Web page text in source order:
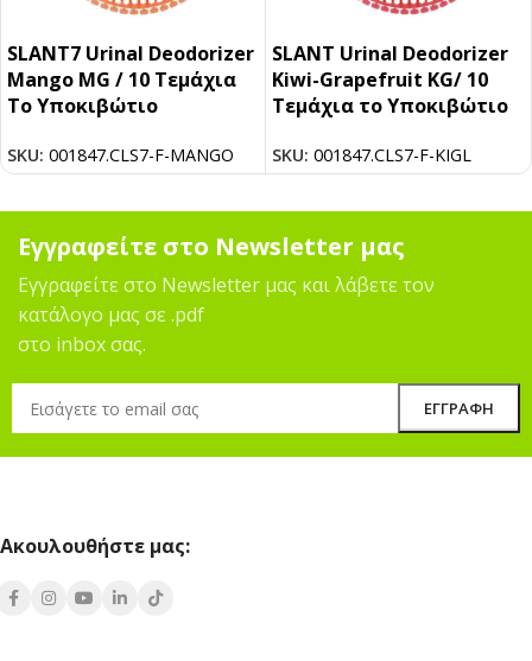
SLANT7 Urinal Deodorizer
Mango MG / 10 Tεμάχια
Tο Υποκιβώτιο
SKU: 001847.CLS7-F-MANGO
SLANT Urinal Deodorizer
Kiwi-Grapefruit KG/ 10
Τεμάχια το Υποκιβώτιο
SKU: 001847.CLS7-F-KIGL
Εγγραφείτε στο Newsletter μας
Εγγραφείτε στο Newsletter μας και λάβετε τον
κατάλογο μας σε .pdf
στο inbox σας.
Ακουλουθήστε μας: